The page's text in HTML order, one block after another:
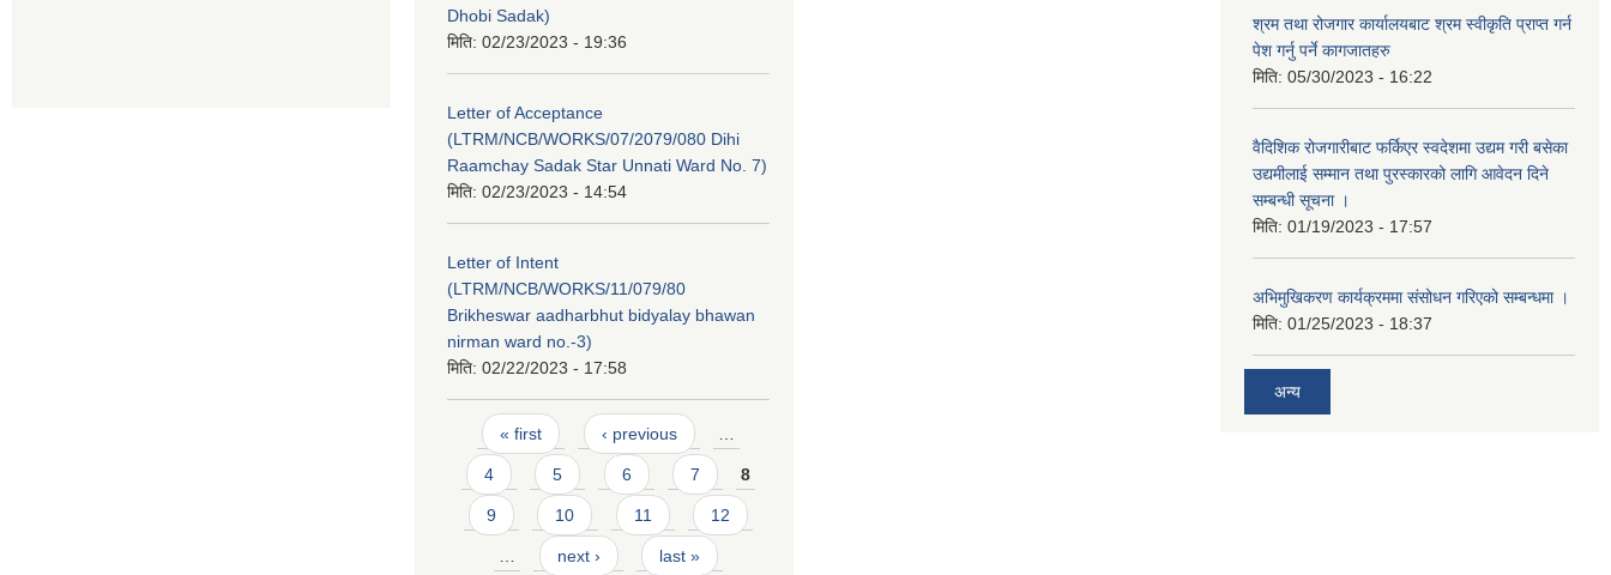
Dhobi Sadak)
मिति: 02/23/2023 - 19:36
Letter of Acceptance
(LTRM/NCB/WORKS/07/2079/080 Dihi
Raamchay Sadak Star Unnati Ward No. 7)
मिति: 02/23/2023 - 14:54
Letter of Intent
(LTRM/NCB/WORKS/11/079/80
Brikheswar aadharbhut bidyalay bhawan
nirman ward no.-3)
मिति: 02/22/2023 - 17:58
Pages
« first ‹ previous
4 5 6 7 8
9 10 11 12
next › last »
श्रम तथा रोजगार कार्यालयबाट श्रम स्वीकृति प्राप्त गर्न
पेश गर्नु पर्ने कागजातहरु
मिति: 05/30/2023 - 16:22
वैदिशिक रोजगारीबाट फर्किएर स्वदेशमा उद्यम गरी बसेका
उद्यमीलाई सम्मान तथा पुरस्कारको लागि आवेदन दिने
सम्बन्धी सूचना ।
मिति: 01/19/2023 - 17:57
अभिमुखिकरण कार्यक्रममा संसोधन गरिएको सम्बन्धमा ।
मिति: 01/25/2023 - 18:37
अन्य